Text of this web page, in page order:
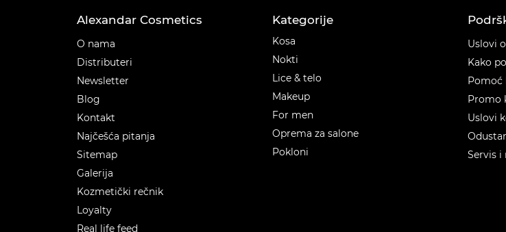
Alexandar Cosmetics
O nama
Distributeri
Newsletter
Blog
Kontakt
Najčešća pitanja
Sitemap
Galerija
Kozmetički rečnik
Loyalty
Real life feed
Kategorije
Kosa
Nokti
Lice & telo
Makeup
For men
Oprema za salone
Pokloni
Uslovi
Kako
Pomoć
Promo
Uslovi
Servis i